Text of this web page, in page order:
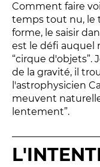
LES TEMPS
Les Contes
Festival de
Festival de
LE
VOUS ÊTES...
Comment faire
temps tout nu, le
forme, le saisir
est le défi auquel
“cirque
de la gravité, il
l'astrophysicien
meuvent
lentement”.